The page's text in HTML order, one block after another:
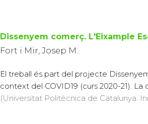
Dissenyem comerç. L'Eixample
Fort i Mir, Josep M.
El treball és part del projecte
context del COVID19 (curs 2020-21). La
(Universitat Politècnica de Catalunya.